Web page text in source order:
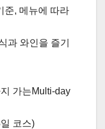
준, 메뉴에 따라
과 와인을 즐기
가는Multi-day
코스)